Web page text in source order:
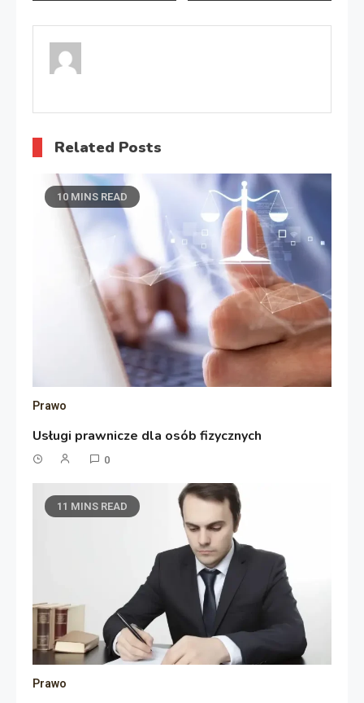
wpisu
Related Posts
10 MINS READ
Prawo
Usługi prawnicze dla osób fizycznych
0
11 MINS READ
Prawo